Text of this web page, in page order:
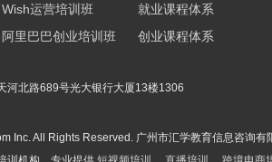
Wish运营培训班
阿里巴巴创业培训班
就业课程体系
创业课程体系
河北路689号光大银行大厦13楼1306
Inc. All Rights Reserved. 广州市汇学教育信息咨询有